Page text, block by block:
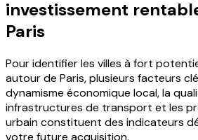
investissement
Paris
Pour identifier les villes à fort
autour de Paris, plusieurs facteurs
dynamisme économique local, la
infrastructures de transport et les
urbain constituent des indicateurs
votre future acquisition.